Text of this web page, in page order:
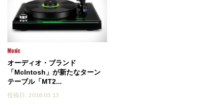
Music
オーディオ・ブランド
「McIntosh」が新たなターン
テーブル「MT2...
投稿日 : 2018.03.13